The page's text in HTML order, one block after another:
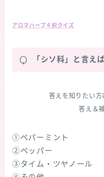
アロマハーブ４択クイズ
Q 「シソ科」と言え
答えを知りたい
答え＆
①ペパーミント
②ペッパー
③タイム・ツヤノール